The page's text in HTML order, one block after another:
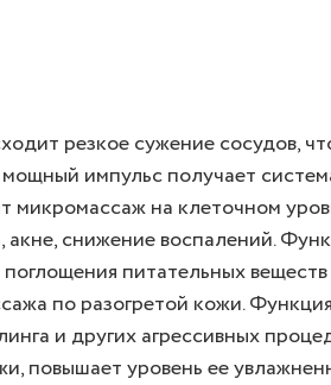
резкое сужение сосудов,
импульс получает
на клеточном
снижение воспалений.
питательных
по разогретой кожи.
и других агрессивных
повышает уровень ее